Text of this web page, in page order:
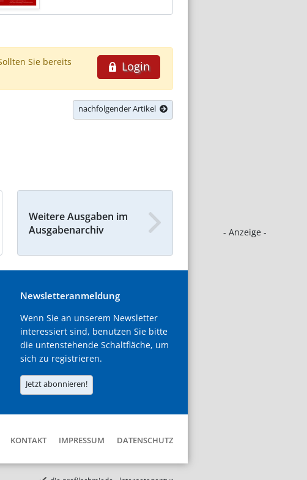
- Anzeige -
Login
Sie bereits
nachfolgender Artikel
Weitere Ausgaben im
Ausgabenarchiv
Newsletteranmeldung
Wenn Sie an unserem Newsletter
interessiert sind, benutzen Sie bitte
die untenstehende Schaltfläche, um
sich zu registrieren.
Jetzt abonnieren!
KONTAKT IMPRESSUM DATENSCHUTZ